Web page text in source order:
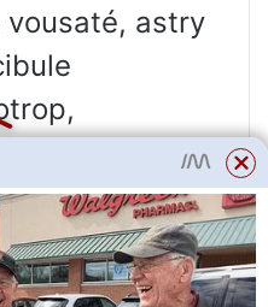
vousaté, astry
spirea
budou
pro šeříky